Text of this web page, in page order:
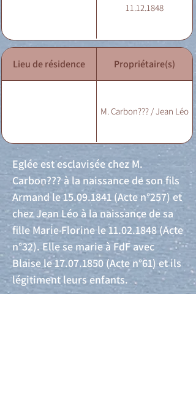
11.12.1848
Lieu de résidence Propriétaire(s)
M. Carbon??? / Jean Léo
Eglée est esclavisée chez M.
Carbon??? à la naissance de son fils
Armand le15.09.1841 (Acte n°257) et
chez Jean Léo à la naissance de sa
fille Marie Florine le 11.02.1848 (Acte
n°32). Elle se marie à FdF avec
Blaise le17.07.1850 (Acte n°61) et ils
légitiment leurs enfants.